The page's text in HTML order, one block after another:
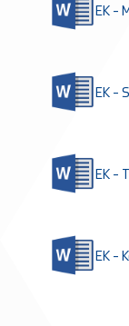
EK -
EK -
EK -
EK -